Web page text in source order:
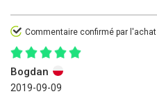
Commentaire confirmé par l'achat
Bogdan
2019-09-09